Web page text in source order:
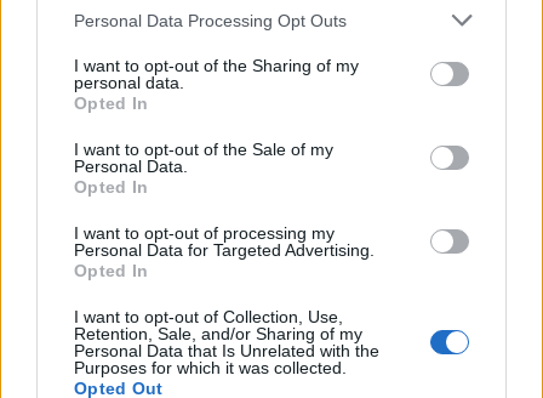
Personal Data Processing Opt Outs
I want to opt-out of the Sharing of my
personal data.
Opted In
I want to opt-out of the Sale of my
Personal Data.
Opted In
I want to opt-out of processing my
Personal Data for Targeted Advertising.
Opted In
I want to opt-out of Collection, Use,
Retention, Sale, and/or Sharing of my
Personal Data that Is Unrelated with the
Purposes for which it was collected.
Opted Out
resta comunque una sanzione e il rischio è che
colpisca il tifoso onesto tanto quanto lo
speculatore.